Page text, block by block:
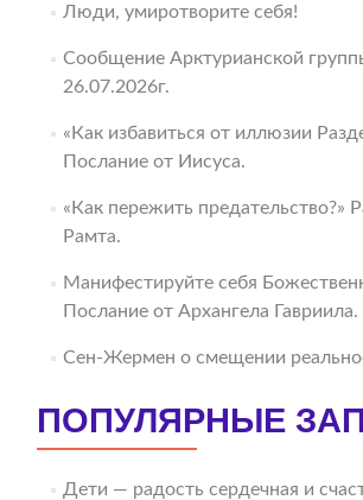
Люди, умиротворите себя!
Сообщение Арктурианской
26.07.2026г.
«Как избавиться от иллюзии
Послание от Иисуса.
«Как пережить предательство?»
Рамта.
Манифестируйте себя
Послание от Архангела Гавриила.
Сен-Жермен о смещении
ПОПУЛЯРНЫЕ
Дети — радость сердечная и